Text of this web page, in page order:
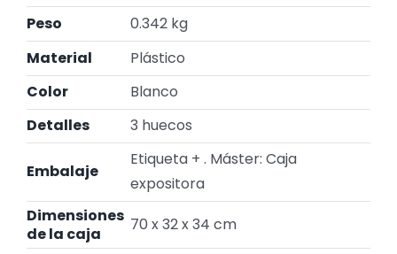
Peso
0.342 kg
Material
Plástico
Color
Blanco
Detalles
3 huecos
Embalaje
Etiqueta + . Máster: Caja
expositora
Dimensiones
de la caja
70 x 32 x 34 cm